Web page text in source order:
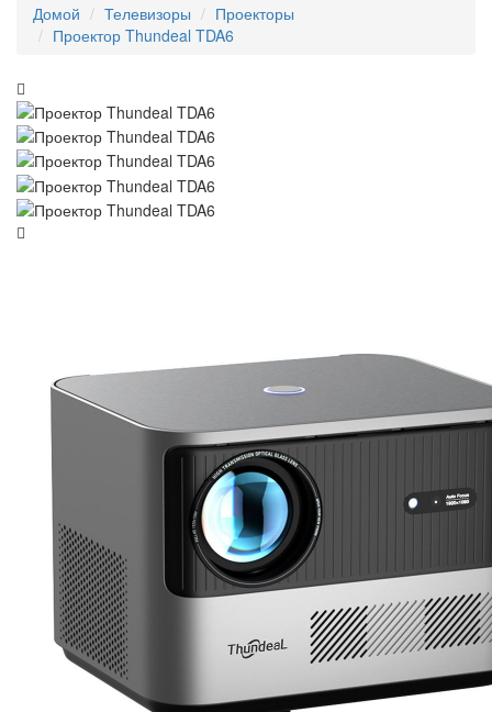
Домой Телевизоры
Проекторы
Проектор Thundeal TDA6